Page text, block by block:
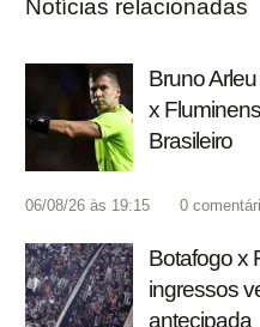
Notícias relacionadas
Bruno
x
Brasileiro
06/08/26 às 19:15 0
Botafogo x
ingressos
antecipada